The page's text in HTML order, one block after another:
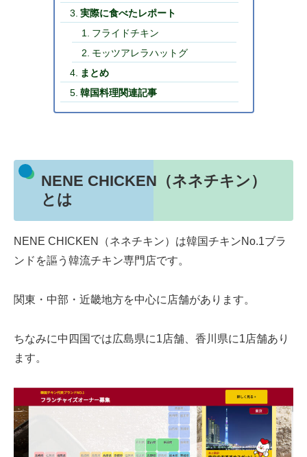
実際に食べたレポート
フライドチキン
モッツアレラハットグ
まとめ
韓国料理関連記事
NENE CHICKEN（ネネチキン）
とは
NENE CHICKEN（ネネチキン）は韓国チキンNo.1ブラ
ンドを謳う韓流チキン専門店です。
関東・中部・近畿地方を中心に店舗があります。
ちなみに中四国では広島県に1店舗、香川県に1店舗あり
ます。